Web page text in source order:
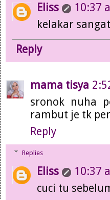
Eliss
10:37
kelakar
Reply
mama tisya
sronok nuha
rambut je tk
Reply
Replies
Eliss
10:37
cuci tu